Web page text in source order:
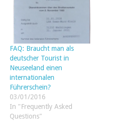
FAQ: Braucht man als
deutscher Tourist in
Neuseeland einen
internationalen
Führerschein?
03/01/2016
In "Frequently Asked
Questions"